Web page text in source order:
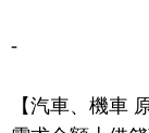
-
【汽車、機車